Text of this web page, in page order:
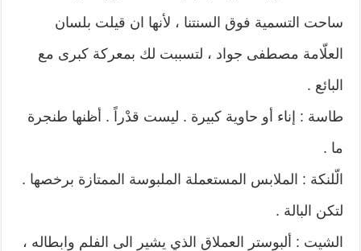
ساحت التسمية فوق السنتنا ، لأنها ان قيلت بلسان
العلّامة مصطفى جواد ، لتسببت لك بمعركة كبرى مع
البائع .
طاسة : إناء أو حاوية كبيرة . ليست قدْراً . أظنها طنجرة
ما .
الّلنكة : الملابس المستعملة الملبوسة الممتازة برخصها .
لتكن البالة .
الشيت : ألبوستر العملاق الذي يشير الى الفلم وابطاله ،